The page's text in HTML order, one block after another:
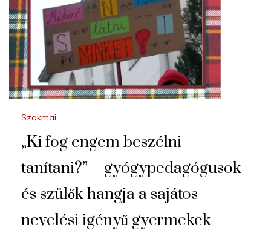
Szakmai
„Ki fog engem beszélni
tanítani?” – gyógypedagógusok
és szülők hangja a sajátos
nevelési igényű gyermekek